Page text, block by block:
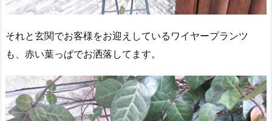
それと玄関でお客様をお迎えしているワイヤープランツ
も、赤い葉っぱでお洒落してます。